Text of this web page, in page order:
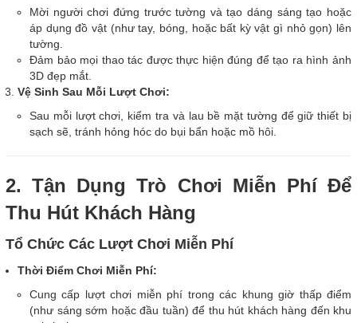
Mời người chơi đứng trước tường và tạo dáng sáng tạo hoặc
áp dụng đồ vật (như tay, bóng, hoặc bất kỳ vật gì nhỏ gọn) lên
tường.
Đảm bảo mọi thao tác được thực hiện đúng để tạo ra hình ảnh
3D đẹp mắt.
Vệ Sinh Sau Mỗi Lượt Chơi:
Sau mỗi lượt chơi, kiểm tra và lau bề mặt tường để giữ thiết bị
sạch sẽ, tránh hỏng hóc do bụi bẩn hoặc mồ hôi.
2. Tận Dụng Trò Chơi Miễn Phí Để
Thu Hút Khách Hàng
Tổ Chức Các Lượt Chơi Miễn Phí
Thời Điểm Chơi Miễn Phí:
Cung cấp lượt chơi miễn phí trong các khung giờ thấp điểm
(như sáng sớm hoặc đầu tuần) để thu hút khách hàng đến khu